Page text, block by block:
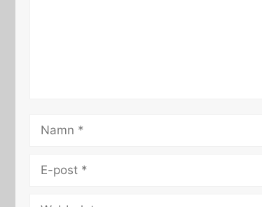
Namn
Webbplats